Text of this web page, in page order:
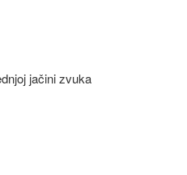
jačini zvuka